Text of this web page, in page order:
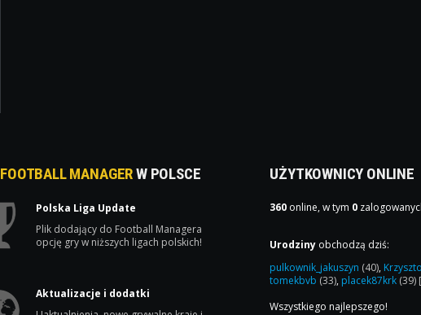
FOOTBALL MANAGERW POLSCE
Polska Liga Update
Plik dodający do Football Managera
opcję gry w niższych ligach polskich!
Aktualizacje i dodatki
UŻYTKOWNICY ONLINE
360 online, w tym 0
Urodziny obchodzą dziś:
pulkownik_jakuszyn (40),
tomekbvb (33), placek87krk (39)
Wszystkiego najlepszego!